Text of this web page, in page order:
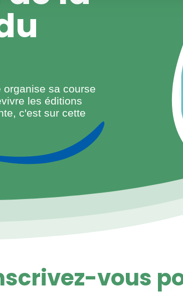
organise sa course
les éditions
c'est sur cette
vous